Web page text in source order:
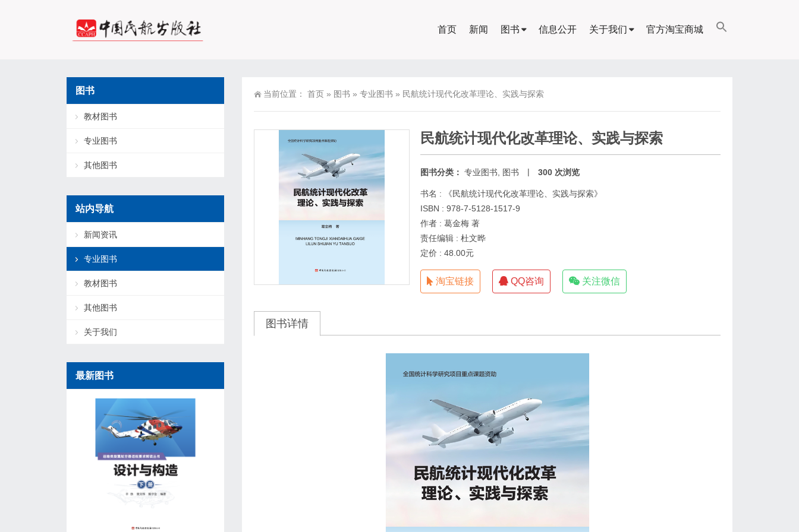
首页 新闻 图书 信息公开 关于我们 官方淘宝商城
当前位置： 首页 » 图书 » 专业图书 » 民航统计现代化改革理论、实践与探索
民航统计现代化改革理论、实践与探索
图书分类： 专业图书 图书 | 300 次浏览
书名 : 《民航统计现代化改革理论、实践与探索》
ISBN : 978-7-5128-1517-9
作者 : 葛金梅 著
责任编辑 : 杜文晔
定价 : 48.00元
淘宝链接 QQ咨询 关注微信
图书详情
图书
教材图书
专业图书
其他图书
站内导航
新闻资讯
专业图书
教材图书
其他图书
关于我们
最新图书